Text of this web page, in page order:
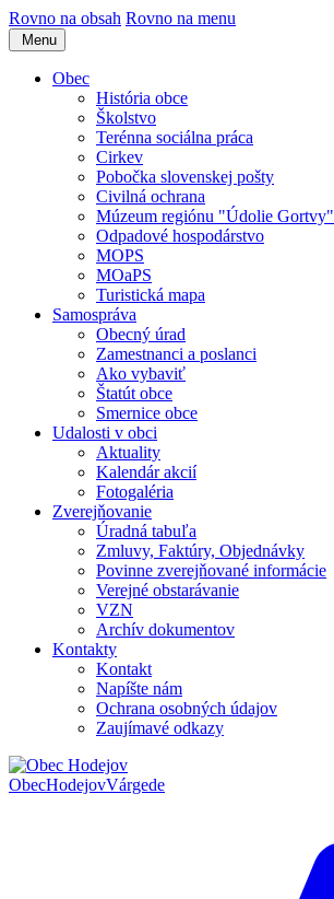
Rovno na obsah Rovno na menu
Menu
Obec
História obce
Školstvo
Terénna sociálna práca
Cirkev
Pobočka slovenskej pošty
Civilná ochrana
Múzeum regiónu "Údolie Gortvy"
Odpadové hospodárstvo
MOPS
MOaPS
Turistická mapa
Samospráva
Obecný úrad
Zamestnanci a poslanci
Ako vybaviť
Štatút obce
Smernice obce
Udalosti v obci
Aktuality
Kalendár akcií
Fotogaléria
Zverejňovanie
Úradná tabuľa
Zmluvy, Faktúry, Objednávky
Povinne zverejňované informácie
Verejné obstarávanie
VZN
Archív dokumentov
Kontakty
Kontakt
Napíšte nám
Ochrana osobných údajov
Zaujímavé odkazy
ObecHodejovVárgede